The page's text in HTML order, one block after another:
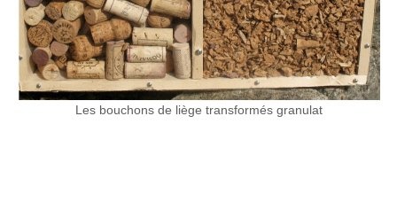
Les bouchons de liège transformés granulat